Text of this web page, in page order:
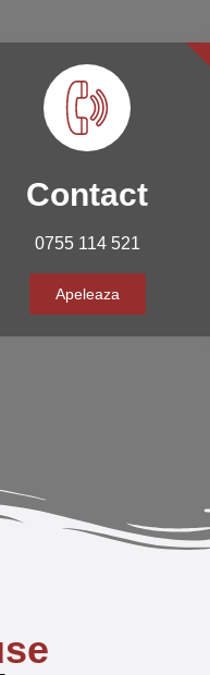
Contact
0755 114 521
Apeleaza